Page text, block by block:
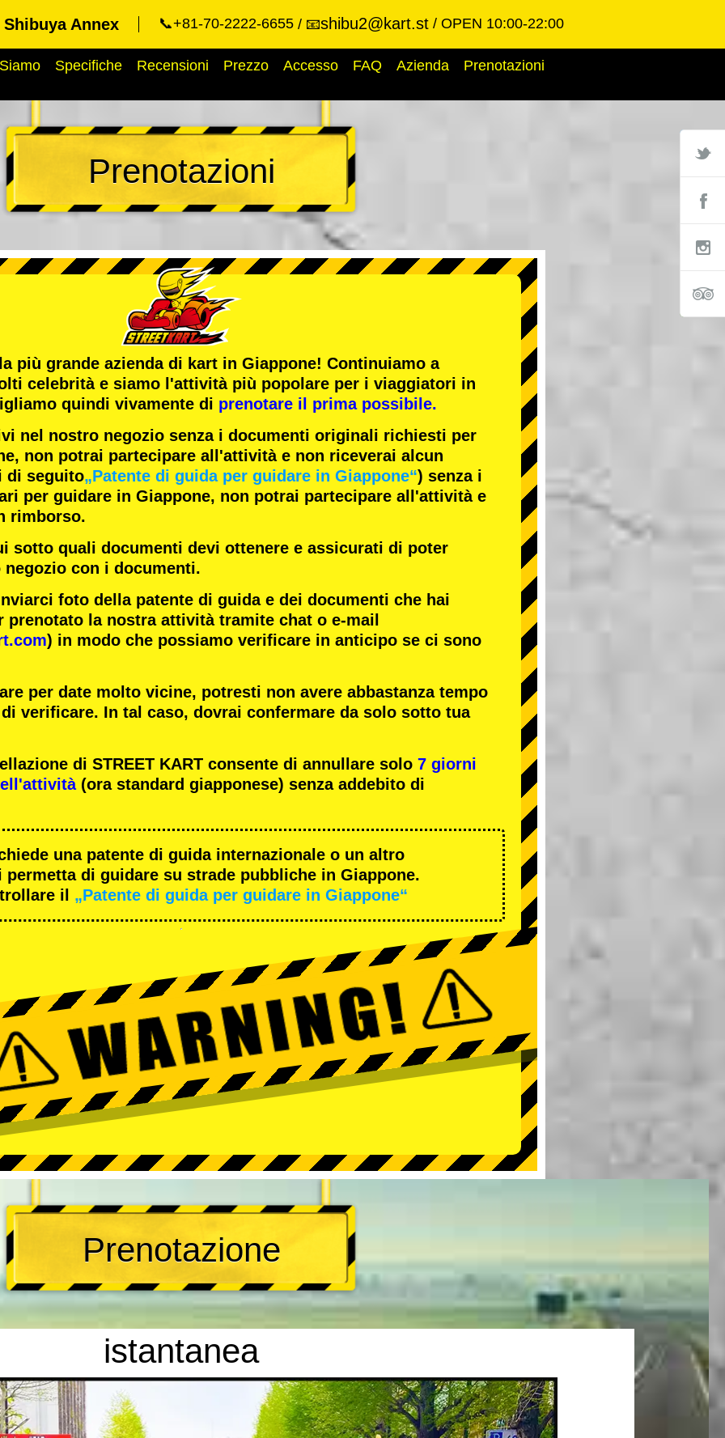
Annex 📞+81-70-2222-6655 📧shibu2@kart.st OPEN 10:00-22:00
Specifiche Recensioni Prezzo Accesso FAQ Azienda Prenotazioni
Prenotazioni
più grande azienda di kart in Giappone! Continuiamo a
celebritàe siamo l'attività più popolare per i viaggiatori in
quindi vivamente di prenotare il prima possibile.
nel nostro negozio senza i documenti originali richiesti per
non potrai partecipare all'attività e non riceverai alcun
di seguito„Patente di guida per guidare in Giappone“) senza i
per guidare in Giappone, non potrai partecipare all'attività e
rimborso.
sotto quali documenti devi ottenere e assicurati di poter
con i documenti.
foto della patente di guida e dei documenti che hai
prenotato la nostra attività tramite chat o e-mail
) in modo che possiamo verificare in anticipo se ci sono
per date molto vicine, potresti non avere abbastanza tempo
verificare. In tal caso, dovrai confermare da solo sotto tua
di STREET KART consente di annullare solo 7 giorni
(ora standard giapponese) senza addebito di
una patente di guida internazionale o un altro
permetta di guidare su strade pubbliche in Giappone.
il
„Patente di guida per guidare in Giappone“
Prenotazione
istantanea